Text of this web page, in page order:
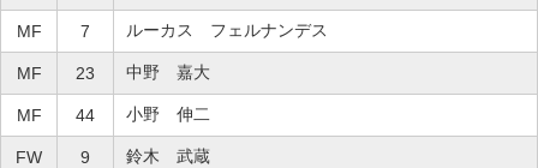
MF 7 ルーカス フェルナンデス
MF 23 中野 嘉大
MF 44 小野 伸二
FW 9 鈴木 武蔵